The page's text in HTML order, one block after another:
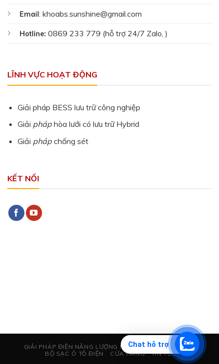
Chat hỗ trợ
Email : khoabs.sunshine@gmail.com
Hotline: 0869 233 779 (hỗ trợ 24/7 Zalo, )
LĨNH VỰC HOẠT ĐỘNG
Giải pháp BESS lưu trữ công nghiệp
Giải pháp hòa lưới có lưu trữ Hybrid
Giải pháp chống sét
KẾT NỐI
GIẢI PHÁP ĐIỆN NĂNG LƯỢNG MẶT TRỜI
CHỐNG SÉT
BỘ SẠC Ô TÔ ĐIỆN
CỬA HÀNG TIN TỨC